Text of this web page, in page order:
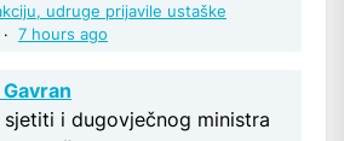
udruge prijavile ustaške
· 7 hours ago
sjetiti i dugovječnog ministra